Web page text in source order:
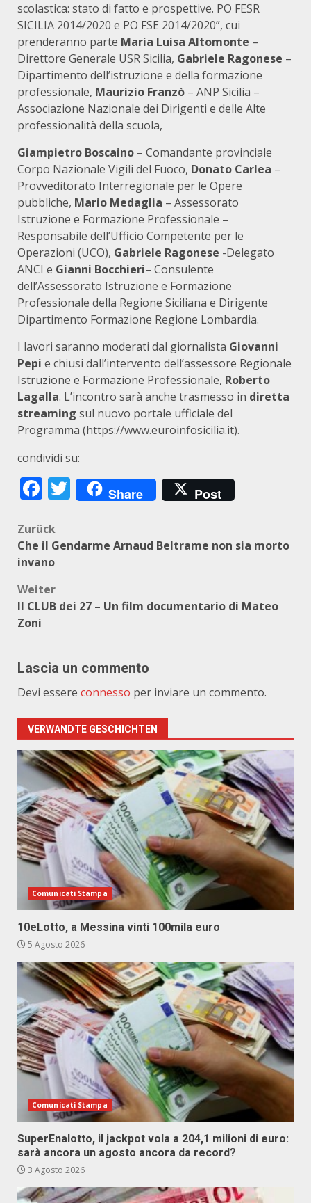
scolastica: stato di fatto e prospettive. PO FESR
SICILIA 2014/2020 e PO FSE 2014/2020”, cui
prenderanno parte Maria Luisa Altomonte –
Direttore Generale USR Sicilia, Gabriele Ragonese –
Dipartimento dell’istruzione e della formazione
professionale, Maurizio Franzò – ANP Sicilia –
Associazione Nazionale dei Dirigenti e delle Alte
professionalità della scuola,
Giampietro Boscaino – Comandante provinciale
Corpo Nazionale Vigili del Fuoco, Donato Carlea –
Provveditorato Interregionale per le Opere
pubbliche, Mario Medaglia – Assessorato
Istruzione e Formazione Professionale –
Responsabile dell’Ufficio Competente per le
Operazioni (UCO), Gabriele Ragonese -Delegato
ANCI e Gianni Bocchieri– Consulente
dell’Assessorato Istruzione e Formazione
Professionale della Regione Siciliana e Dirigente
Dipartimento Formazione Regione Lombardia.
I lavori saranno moderati dal giornalista Giovanni
Pepi e chiusi dall’intervento dell’assessore Regionale
Istruzione e Formazione Professionale, Roberto
Lagalla. L’incontro sarà anche trasmesso in diretta
streaming sul nuovo portale ufficiale del
Programma (https://www.euroinfosicilia.it).
condividi su:
Facebook
Twitter
Share Post
Beitragsnavigation
Zurück
Che il Gendarme Arnaud Beltrame non sia morto
invano
Weiter
Il CLUB dei 27 – Un film documentario di Mateo
Zoni
Lascia un commento
Devi essere connesso per inviare un commento.
VERWANDTE GESCHICHTEN
Comunicati Stampa
10eLotto, a Messina vinti 100mila euro
5 Agosto 2026
Comunicati Stampa
SuperEnalotto, il jackpot vola a 204,1 milioni di euro:
sarà ancora un agosto ancora da record?
3 Agosto 2026